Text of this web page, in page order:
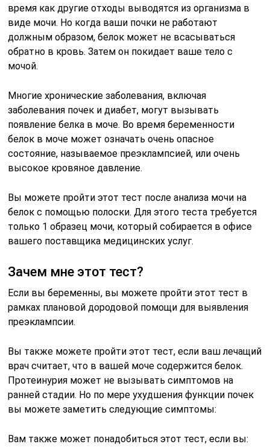
время как другие отходы выводятся из организма в
виде мочи. Но когда ваши почки не работают
должным образом, белок может не всасываться
обратно в кровь. Затем он покидает ваше тело с
мочой.
Многие хронические заболевания, включая
заболевания почек и диабет, могут вызывать
появление белка в моче. Во время беременности
белок в моче может означать очень опасное
состояние, называемое преэклампсией, или очень
высокое кровяное давление.
Вы можете пройти этот тест после анализа мочи на
белок с помощью полоски. Для этого теста требуется
только 1 образец мочи, который собирается в офисе
вашего поставщика медицинских услуг.
Зачем мне этот тест?
Если вы беременны, вы можете пройти этот тест в
рамках плановой дородовой помощи для выявления
преэклампсии.
Вы также можете пройти этот тест, если ваш лечащий
врач считает, что в вашей моче содержится белок.
Протеинурия может не вызывать симптомов на
ранней стадии. Но по мере ухудшения функции почек
вы можете заметить следующие симптомы:
Вам также может понадобиться этот тест, если вы: